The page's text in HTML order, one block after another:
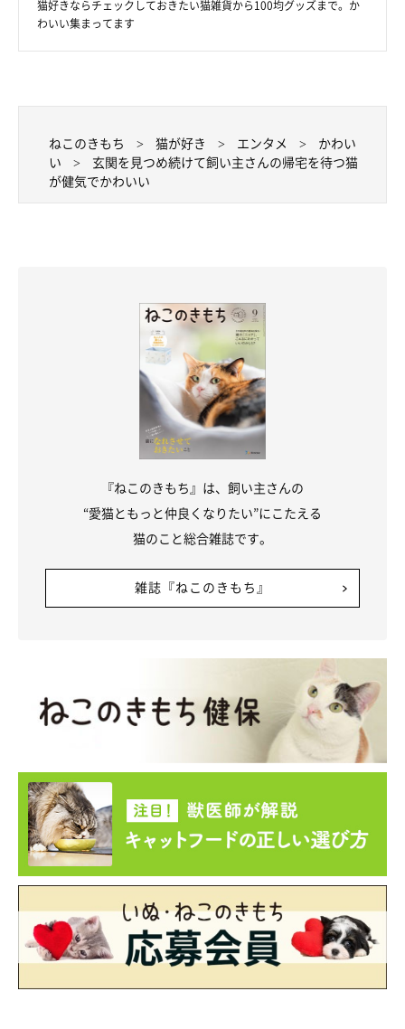
猫好きならチェックしておきたい猫雑貨から100均グッズまで。か
わいい集まってます
ねこのきもち 猫が好き エンタメ
かわい
い
玄関を見つめ続けて飼い主さんの帰宅を待つ猫
が健気でかわいい
『ねこのきもち』は、飼い主さんの
“愛猫ともっと仲良くなりたい”にこたえる
猫のこと総合雑誌です。
雑誌『ねこのきもち』